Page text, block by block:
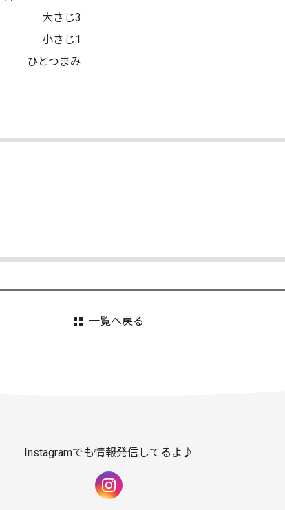
大さじ3
小さじ1
ひとつまみ
一覧へ戻る
Instagramでも情報発信してるよ♪